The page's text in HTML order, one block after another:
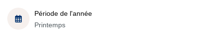
Période de l'année
Printemps